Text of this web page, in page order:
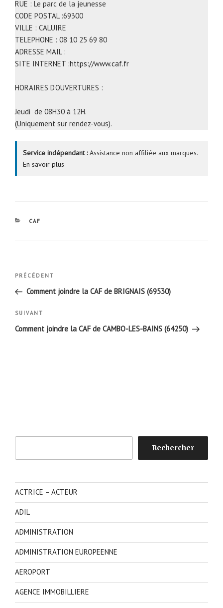
RUE : Le parc de la jeunesse
CODE POSTAL :69300
VILLE : CALUIRE
TELEPHONE : 08 10 25 69 80
ADRESSE MAIL :
SITE INTERNET :https://www.caf.fr
HORAIRES D’OUVERTURES :
Jeudi de 08H30 à 12H.
(Uniquement sur rendez-vous).
Service indépendant :Assistance non affiliée aux marques.
En savoir plus
CATÉGORIES
CAF
Navigation
l’article
Article
précédent
PRÉCÉDENT
Comment joindre la CAF de BRIGNAIS (69530)
Article
suivant
SUIVANT
Comment joindre la CAF de CAMBO-LES-BAINS (64250)
Rechercher
ACTRICE – ACTEUR
ADIL
ADMINISTRATION
ADMINISTRATION EUROPEENNE
AEROPORT
AGENCE IMMOBILLIERE